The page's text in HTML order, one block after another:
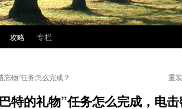
攻略 专栏
物”任务怎么完成？ 重
特的礼物”任务怎么完成，电